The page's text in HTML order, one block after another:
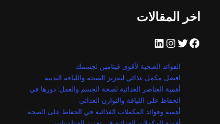
اخر المقالات
فيسبوك تويتر إنستجرام لينكد إن
الفوائد الصحية لأقوى فيتامين لجسمك
افضل مكمل غذائي لتعزيز الصحة واللياقة البدنية
أهمية العناصر الغذائية لصحة الجسم والعقل: دورها في
الحفاظ على اللياقة والتوازن الغذائي
أهمية وفوائد المكملات الغذائية في الحفاظ على الصحة